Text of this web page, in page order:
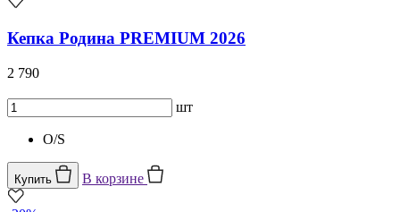
Кепка Родина PREMIUM 2026
2 790
шт
O/S
Купить В корзине